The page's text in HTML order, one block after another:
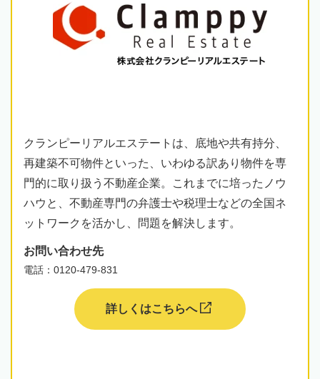
クランピーリアルエステートは、底地や共有持分、
再建築不可物件といった、いわゆる訳あり物件を専
門的に取り扱う不動産企業。これまでに培ったノウ
ハウと、不動産専門の弁護士や税理士などの全国ネ
ットワークを活かし、問題を解決します。
お問い合わせ先
電話：0120-479-831
詳しくはこちらへ